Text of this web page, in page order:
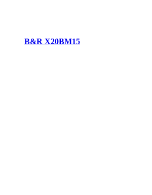
B&R X20BM15